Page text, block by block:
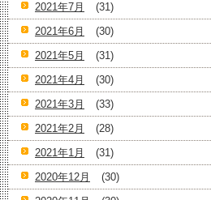
2021年7月
(31)
2021年6月
(30)
2021年5月
(31)
2021年4月
(30)
2021年3月
(33)
2021年2月
(28)
2021年1月
(31)
2020年12月
(30)